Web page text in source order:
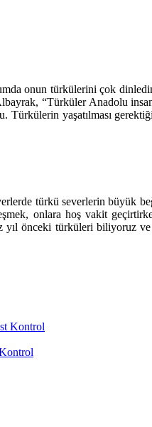
onun türkülerini çok
“Türküler Anadolu
Türkülerin yaşatılması
türkü severlerin büyük
onlara hoş vakit
yıl önceki türküleri biliyoruz